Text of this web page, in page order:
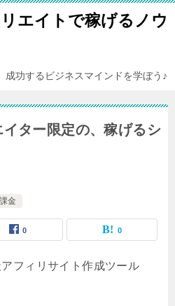
エイトで稼げるノウ
成功するビジネスマインドを学ぼう♪
ター限定の、稼げるシ
金
0 0
フィリサイト作成ツール